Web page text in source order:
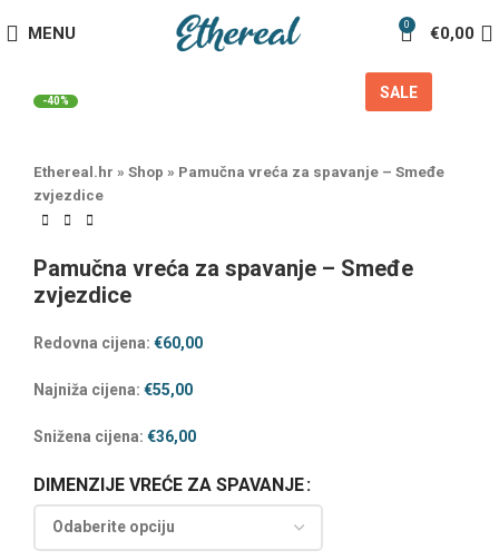
MENU 0 €0,00
-40% SALE
Ethereal.hr » Shop » Pamučna vreća za spavanje – Smeđe
zvjezdice
Pamučna vreća za spavanje – Smeđe
zvjezdice
Redovna cijena: €60,00
Najniža cijena: €55,00
Snižena cijena: €36,00
DIMENZIJE VREĆE ZA SPAVANJE